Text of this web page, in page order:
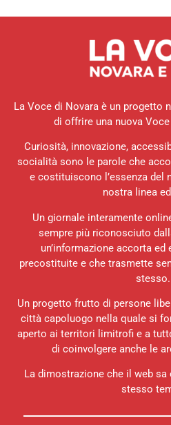
La Voce di Novara è un progetto
di offrire una nuova
Curiosità, innovazione,
socialità sono le parole che
e costituiscono l’essenza del
nostra linea
Un giornale interamente
sempre più riconosciuto
un’informazione accorta
precostituite e che trasmette
stesso.
Un progetto frutto di persone
città capoluogo nella quale si
aperto ai territori limitrofi e a
di coinvolgere anche le
La dimostrazione che il web
stesso